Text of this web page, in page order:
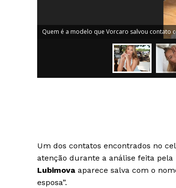
Quem é a modelo que Vorcaro salvou contato
Um dos contatos encontrados no
atenção durante a análise feita
Lubimova aparece salva com o
esposa”.